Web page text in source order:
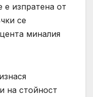
е изпратена от
се
миналия
на стойност